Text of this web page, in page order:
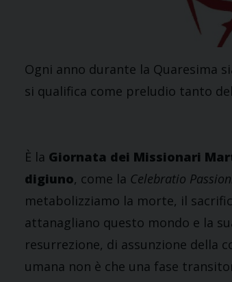
Ogni anno durante la Quaresima
si qualifica come preludio tanto
È la Giornata dei Missionari
digiuno, come la Celebratio
metabolizziamo la morte, il
attanagliano questo mondo e la
resurrezione, di assunzione della
umana non è che una fase